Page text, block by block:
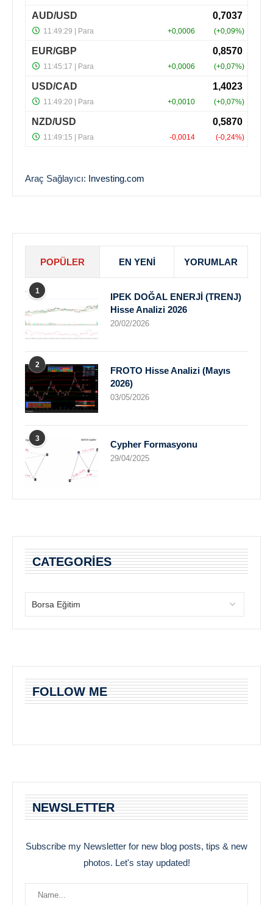
Araç Sağlayıcı: Investing.com
POPÜLER EN YENI YORUMLAR
1
IPEK DOĞAL ENERJİ (TRENJ)
Hisse Analizi 2026
20/02/2026
2
FROTO Hisse Analizi (Mayıs
2026)
03/05/2026
3
Cypher Formasyonu
29/04/2025
CATEGORIES
FOLLOW ME
NEWSLETTER
Subscribe my Newsletter for new blog posts, tips & new
photos. Let's stay updated!